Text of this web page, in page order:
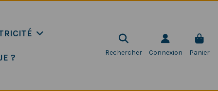
? Rechercher Connexion Panier